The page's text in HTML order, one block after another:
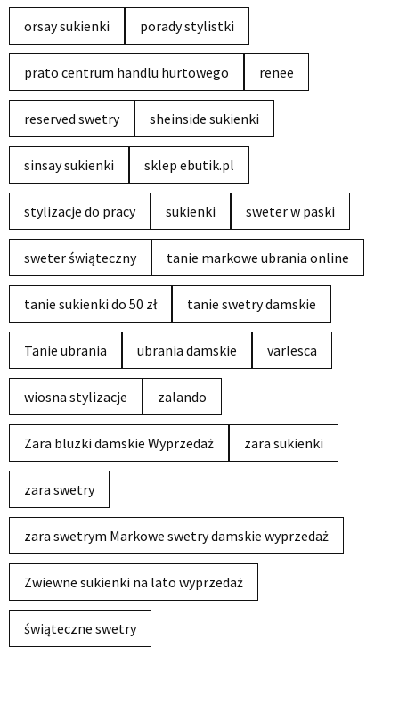
orsay sukienki porady stylistki
prato centrum handlu hurtowego renee
reserved swetry sheinside sukienki
sinsay sukienki sklep ebutik.pl
stylizacje do pracy sukienki sweter w paski
sweter świąteczny tanie markowe ubrania online
tanie sukienki do 50 zł tanie swetry damskie
Tanie ubrania ubrania damskie varlesca
wiosna stylizacje zalando
Zara bluzki damskie Wyprzedaż zara sukienki
zara swetry
zara swetrym Markowe swetry damskie wyprzedaż
Zwiewne sukienki na lato wyprzedaż
świąteczne swetry